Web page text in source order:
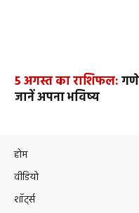
5 अगस्त का राशिफल:
जानें अपना भविष्य
होम
वीडियो
शॉर्ट्स